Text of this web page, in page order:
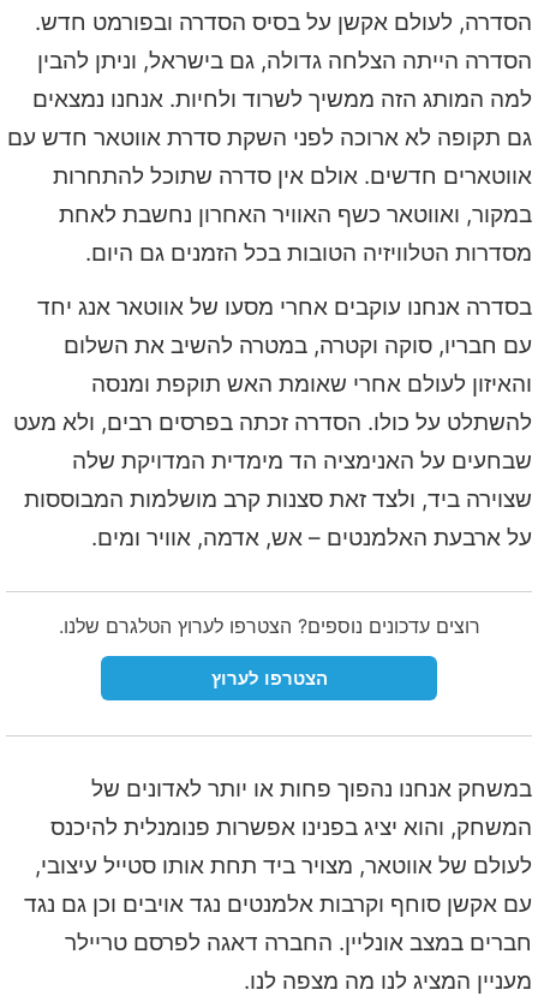
הסדרה, לעולם אקשן על בסיס הסדרה ובפורמט חדש.
הסדרה הייתה הצלחה גדולה, גם בישראל, וניתן להבין
למה המותג הזה ממשיך לשרוד ולחיות. אנחנו נמצאים
גם תקופה לא ארוכה לפני השקת סדרת אווטאר חדש עם
אווטארים חדשים. אולם אין סדרה שתוכל להתחרות
במקור, ואווטאר כשף האוויר האחרון נחשבת לאחת
מסדרות הטלוויזיה הטובות בכל הזמנים גם היום.
בסדרה אנחנו עוקבים אחרי מסעו של אווטאר אנג יחד
עם חבריו, סוקה וקטרה, במטרה להשיב את השלום
והאיזון לעולם אחרי שאומת האש תוקפת ומנסה
להשתלט על כולו. הסדרה זכתה בפרסים רבים, ולא מעט
שבחעים על האנימציה הד מימדית המדויקת שלה
שצוירה ביד, ולצד זאת סצנות קרב מושלמות המבוססות
על ארבעת האלמנטים – אש, אדמה, אוויר ומים.
רוצים עדכונים נוספים? הצטרפו לערוץ הטלגרם שלנו.
הצטרפו לערוץ
במשחק אנחנו נהפוך פחות או יותר לאדונים של
המשחק, והוא יציג בפנינו אפשרות פנומנלית להיכנס
לעולם של אווטאר, מצויר ביד תחת אותו סטייל עיצובי,
עם אקשן סוחף וקרבות אלמנטים נגד אויבים וכן גם נגד
חברים במצב אונליין. החברה דאגה לפרסם טריילר
מעניין המציג לנו מה מצפה לנו.